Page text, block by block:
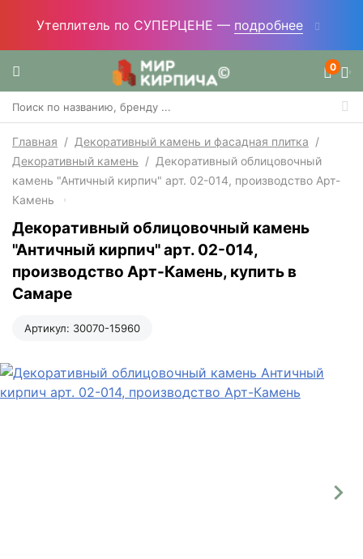
Утеплитель по СУПЕРЦЕНЕ — подробнее
0
Главная / Декоративный камень и фасадная плитка /
Декоративный камень / Декоративный облицовочный
камень "Античный кирпич" арт. 02-014, производство Арт-
Камень
Декоративный облицовочный камень
"Античный кирпич" арт. 02-014,
производство Арт-Камень, купить в
Самаре
Артикул: 30070-15960